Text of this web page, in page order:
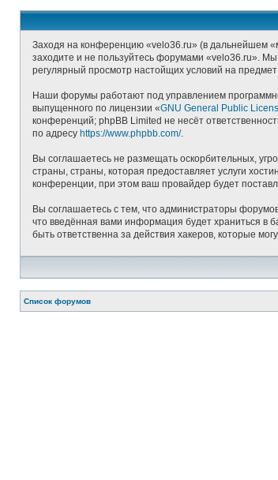
Заходя на конференцию «velo36.ru» (в дальнейшем
заходите и не пользуйтесь форумами «velo36.ru».
регулярный просмотр настойщих условий на
Наши форумы работают под управлением
выпущенного по лицензии «GNU General Public
конференций; phpBB Limited не несёт
по адресу https://www.phpbb.com/.
Вы соглашаетесь не размещать оскорбительных,
страны, страны, которая предоставляет услуги
конференции, при этом ваш провайдер будет
Вы соглашаетесь с тем, что администраторы
что введённая вами информация будет храниться в
быть ответственна за действия хакеров, которые
Список форумов